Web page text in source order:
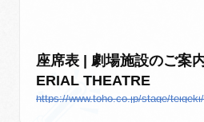
座席表 | 劇場施設のご案
ERIAL THEATRE
https://www.toho.co.jp/stage/